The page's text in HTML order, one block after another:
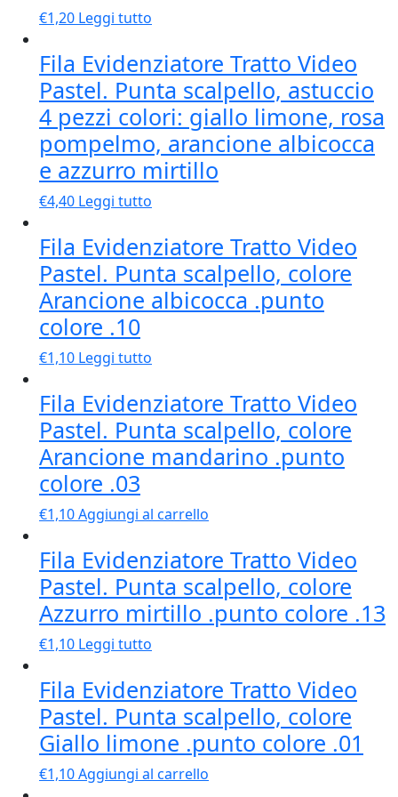
€1,20 Leggi tutto
Fila Evidenziatore Tratto Video
Pastel. Punta scalpello, astuccio
4 pezzi colori: giallo limone, rosa
pompelmo, arancione albicocca
e azzurro mirtillo
€4,40 Leggi tutto
Fila Evidenziatore Tratto Video
Pastel. Punta scalpello, colore
Arancione albicocca .punto
colore .10
€1,10 Leggi tutto
Fila Evidenziatore Tratto Video
Pastel. Punta scalpello, colore
Arancione mandarino .punto
colore .03
€1,10Aggiungi al carrello
Fila Evidenziatore Tratto Video
Pastel. Punta scalpello, colore
Azzurro mirtillo .punto colore .13
€1,10 Leggi tutto
Fila Evidenziatore Tratto Video
Pastel. Punta scalpello, colore
Giallo limone .punto colore .01
€1,10Aggiungi al carrello